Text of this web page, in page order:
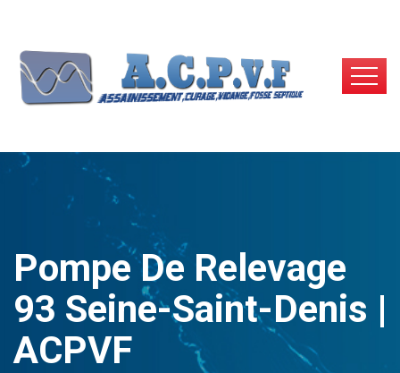
Pompe De Relevage
93 Seine-Saint-Denis |
ACPVF